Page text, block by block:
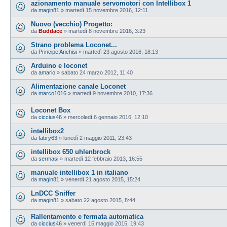
azionamento manuale servomotori con Intellibox 1
da magin81 » martedì 15 novembre 2016, 12:11
Nuovo (vecchio) Progetto:
da Buddace » martedì 8 novembre 2016, 3:23
Strano problema Loconet...
da Principe Anchisi » martedì 23 agosto 2016, 18:13
Arduino e loconet
da amario » sabato 24 marzo 2012, 11:40
Alimentazione canale Loconet
da marco1016 » martedì 9 novembre 2010, 17:36
Loconet Box
da ciccius46 » mercoledì 6 gennaio 2016, 12:10
intellibox2
da fabry63 » lunedì 2 maggio 2011, 23:43
intellibox 650 uhlenbrock
da sermasi » martedì 12 febbraio 2013, 16:55
manuale intellibox 1 in italiano
da magin81 » venerdì 21 agosto 2015, 15:24
LnDCC Sniffer
da magin81 » sabato 22 agosto 2015, 8:44
Rallentamento e fermata automatica
da ciccius46 » venerdì 15 maggio 2015, 19:43